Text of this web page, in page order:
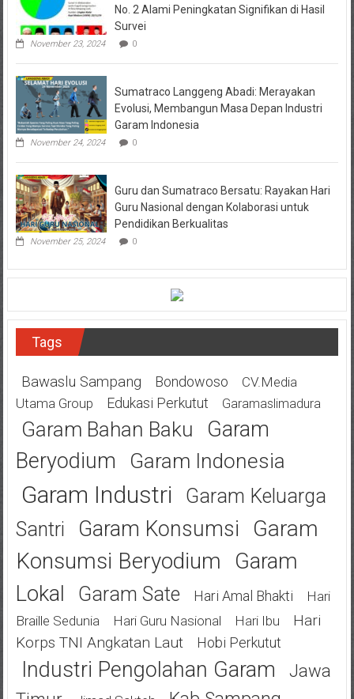
No. 2 Alami Peningkatan Signifikan di Hasil
Survei
November 23, 2024 0
Sumatraco Langgeng Abadi: Merayakan
Evolusi, Membangun Masa Depan Industri
Garam Indonesia
November 24, 2024 0
Guru dan Sumatraco Bersatu: Rayakan Hari
Guru Nasional dengan Kolaborasi untuk
Pendidikan Berkualitas
November 25, 2024 0
Tags
Bawaslu Sampang Bondowoso
CV.Media
Utama Group
Edukasi Perkutut Garamaslimadura
Garam Bahan Baku
Garam
Beryodium
Garam Indonesia
Garam Industri
Garam Keluarga
Santri
Garam Konsumsi
Garam
Konsumsi Beryodium
Garam
Lokal
Garam Sate Hari Amal Bhakti
Hari
Braille Sedunia
Hari Guru Nasional Hari Ibu
Hari
Korps TNI Angkatan Laut
Hobi Perkutut
Industri Pengolahan Garam
Jawa